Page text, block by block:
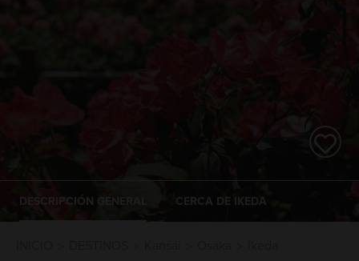
DESCRIPCIÓN GENERAL CERCA DE IKEDA